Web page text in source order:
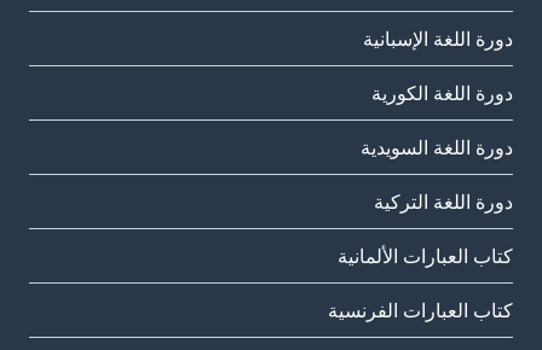
دورة اللغة الإسبانية
دورة اللغة الكورية
دورة اللغة السويدية
دورة اللغة التركية
كتاب العبارات الألمانية
كتاب العبارات الفرنسية